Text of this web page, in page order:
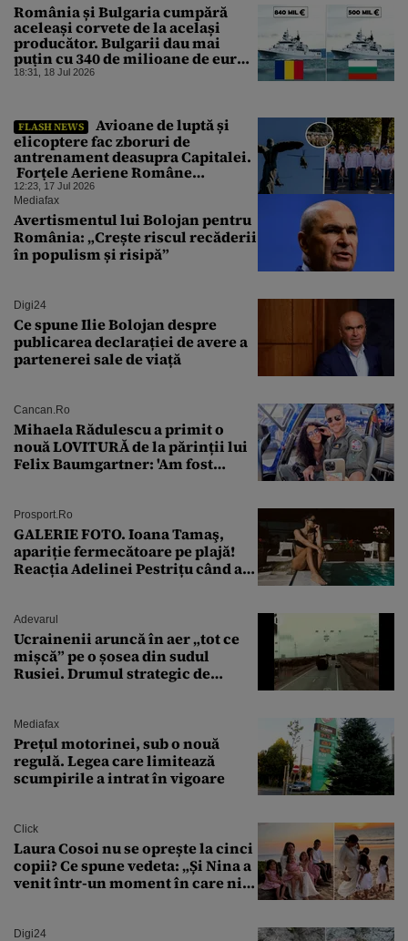
România și Bulgaria cumpără
aceleași corvete de la același
producător. Bulgarii dau mai
puțin cu 340 de milioane de euro.
Care este explicația
18:31, 18 Jul 2026
FLASH NEWS
Avioane de luptă și
elicoptere fac zboruri de
antrenament deasupra Capitalei.
Forțele Aeriene Române
pregătesc un spectacol aviatic
12:23, 17 Jul 2026
Mediafax
Avertismentul lui Bolojan pentru
România: „Crește riscul recăderii
în populism și risipă”
Digi24
Ce spune Ilie Bolojan despre
publicarea declarației de avere a
partenerei sale de viață
Cancan.ro
Mihaela Rădulescu a primit o
nouă LOVITURĂ de la părinții lui
Felix Baumgartner: 'Am fost
Prosport.ro
GALERIE FOTO. Ioana Tamaş,
apariție fermecătoare pe plajă!
Reacția Adelinei Pestrițu când a
Adevarul
Ucrainenii aruncă în aer „tot ce
mișcă” pe o șosea din sudul
Rusiei. Drumul strategic de
Mediafax
Prețul motorinei, sub o nouă
regulă. Legea care limitează
scumpirile a intrat în vigoare
Click
Laura Cosoi nu se oprește la cinci
copii? Ce spune vedeta: „Și Nina a
venit într-un moment în care nici
Digi24